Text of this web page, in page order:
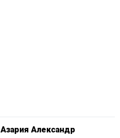
Азария Александр